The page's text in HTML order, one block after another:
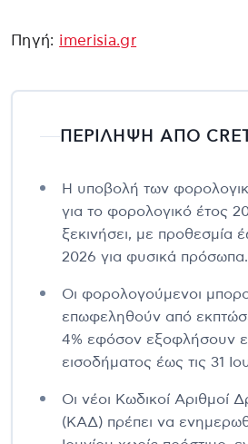
Πηγή: imerisia.gr
ΠΕΡΙΛΗΨΗ ΑΠΟ
Η υποβολή των
για το φορολογικό έτος
ξεκινήσει, με προθεσμία
2026 για φυσικά πρόσωπα.
Οι φορολογούμενοι
επωφεληθούν από
4% εφόσον εξοφλήσουν
εισοδήματος έως τις 31
Οι νέοι Κωδικοί Αριθμοί
(ΚΑΔ) πρέπει να